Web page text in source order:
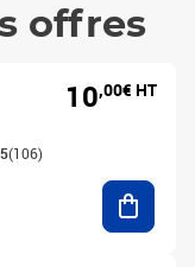
offres
(106)
10,00€ HT